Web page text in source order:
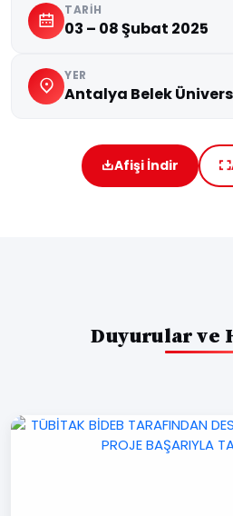
TARIH
03 – 08 Şubat 2025
YER
Antalya Belek
Afişi İndir
Duyurular ve